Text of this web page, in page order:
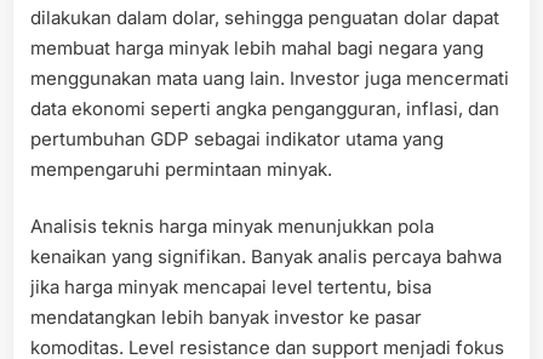
dilakukan dalam dolar, sehingga penguatan dolar dapat
membuat harga minyak lebih mahal bagi negara yang
menggunakan mata uang lain. Investor juga mencermati
data ekonomi seperti angka pengangguran, inflasi, dan
pertumbuhan GDP sebagai indikator utama yang
mempengaruhi permintaan minyak.
Analisis teknis harga minyak menunjukkan pola
kenaikan yang signifikan. Banyak analis percaya bahwa
jika harga minyak mencapai level tertentu, bisa
mendatangkan lebih banyak investor ke pasar
komoditas. Level resistance dan support menjadi fokus